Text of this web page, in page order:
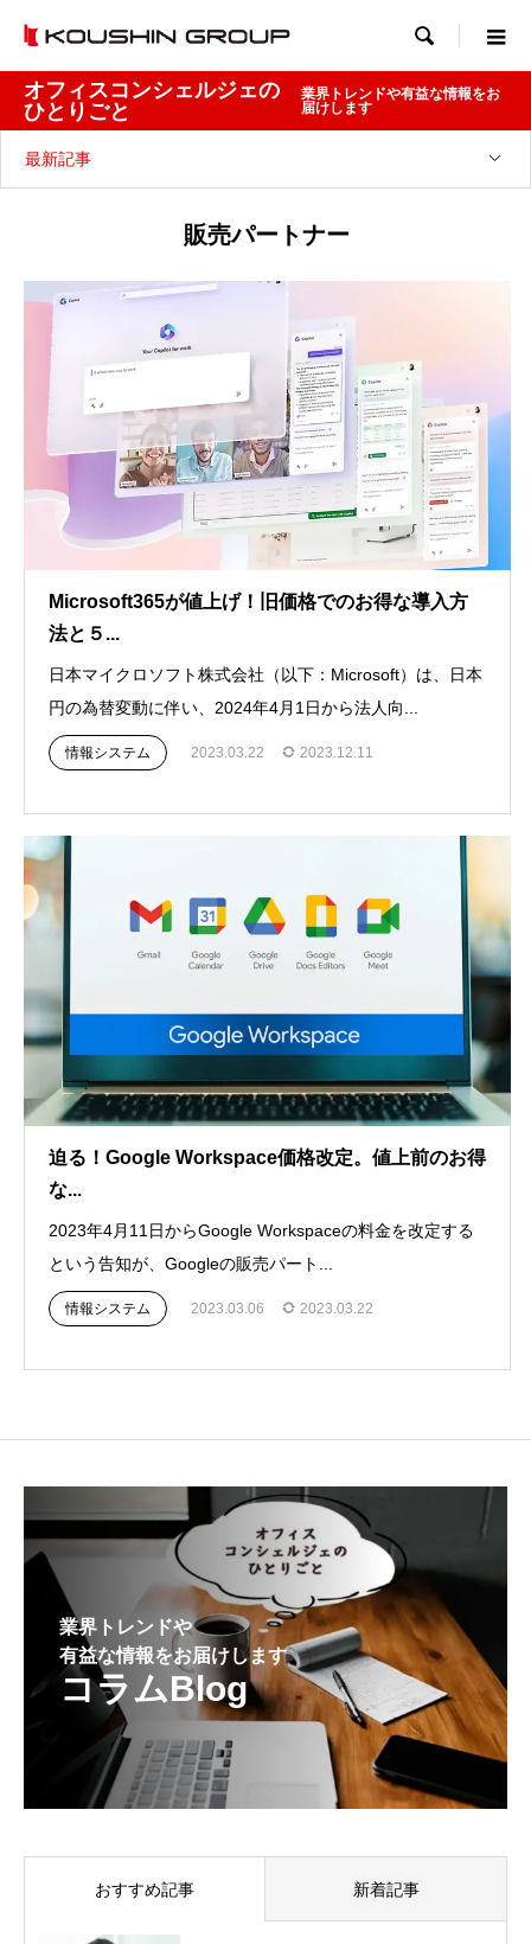

オフィスコンシェルジェの
ひとりごと
業界トレンドや有益な情報をお
届けします
最新記事
販売パートナー
Microsoft365が値上げ！旧価格でのお得な導入方
法と５...
日本マイクロソフト株式会社（以下：Microsoft）は、日本
円の為替変動に伴い、2024年4月1日から法人向...
情報システム 2023.03.22 2023.12.11
迫る！Google Workspace価格改定。値上前のお得
な...
2023年4月11日からGoogle Workspaceの料金を改定する
という告知が、Googleの販売パート...
情報システム 2023.03.06 2023.03.22
業界トレンドや
有益な情報をお届けします
コラムBlog
おすすめ記事 新着記事